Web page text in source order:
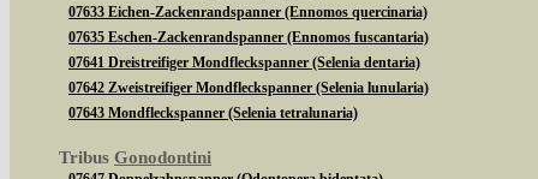
07633 Eichen-Zackenrandspanner (Ennomos quercinaria)
07635 Eschen-Zackenrandspanner (Ennomos fuscantaria)
07641 Dreistreifiger Mondfleckspanner (Selenia dentaria)
07642 Zweistreifiger Mondfleckspanner (Selenia lunularia)
07643 Mondfleckspanner (Selenia tetralunaria)
Tribus Gonodontini